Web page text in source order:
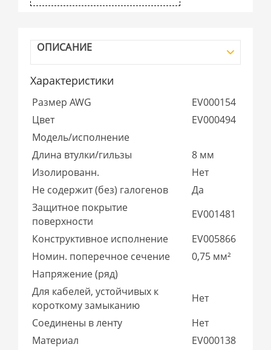
ОПИСАНИЕ
Характеристики
Размер AWG
EV000154
Цвет
EV000494
Модель/исполнение
Длина втулки/гильзы
8 мм
Изолированн.
Нет
Не содержит (без) галогенов
Да
Защитное покрытие
поверхности
EV001481
Конструктивное исполнение
EV005866
Номин. поперечное сечение
0,75 мм²
Напряжение (ряд)
Для кабелей, устойчивых к
короткому замыканию
Нет
Соединены в ленту
Нет
Материал
EV000138